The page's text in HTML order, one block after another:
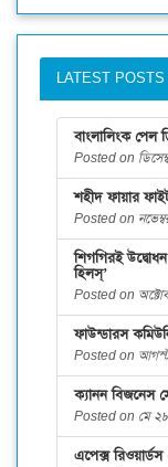
LATEST POSTS
বাংলালিংক পেল
Posted on
শহীদ ফায়ার
Posted on
শিগগিরই উদ্বোধন
হিলস্’
Posted on
ফাউন্ডারস
Posted on
ক্যানন বিজনেস
Posted on মে
এপেক্স